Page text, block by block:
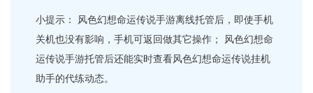
小提示： 风色幻想命运传说手游离线托管后，即使手机
关机也没有影响，手机可返回做其它操作； 风色幻想命
运传说手游托管后还能实时查看风色幻想命运传说挂机
助手的代练动态。